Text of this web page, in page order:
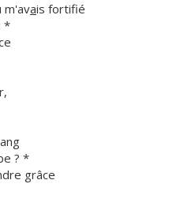
m'avais fortifié
*
? *
grâce